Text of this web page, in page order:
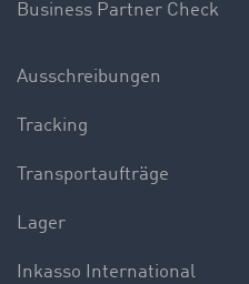
Business Partner Check
Ausschreibungen
Tracking
Transportaufträge
Lager
Inkasso International